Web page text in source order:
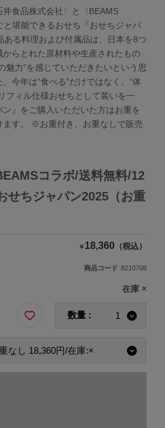
食品株式会社〉と〈BEAMS
と堪能できるおせち『おせちジャパ
ある料理および付属品は、日本を8つ
らとれた原材料や生産されたもの
魅力”を感じていただきたいという思
今年は“食べる”だけではなく、“体
フィル仕様おせちとして装いを一
』をご購入いただいた方はお重を
ます。 ※お重付き、お重なしで販売
コラボ/送料無料/12
せちジャパン2025（お重
￥ 18,360 （税込）
商品コード 8210708
在庫 ×
数量 :